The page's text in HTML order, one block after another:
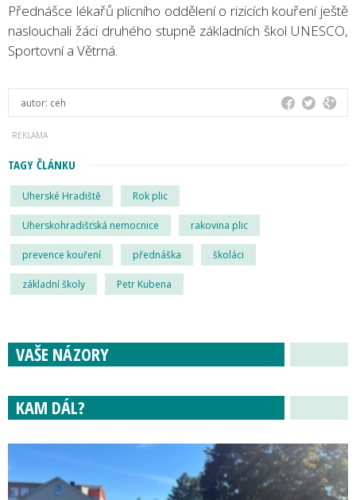
Přednášce lékařů plicního oddělení o rizicích kouření ještě
naslouchali žáci druhého stupně základních škol UNESCO,
Sportovní a Větrná.
autor: ceh
TAGY ČLÁNKU
Uherské Hradiště Rok plic
Uherskohradišťská nemocnice rakovina plic
prevence kouření přednáška školáci
základní školy Petr Kubena
VAŠE NÁZORY
KAM DÁL?